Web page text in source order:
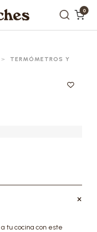
0
>
TERMÓMETROS Y
tu cocina con este